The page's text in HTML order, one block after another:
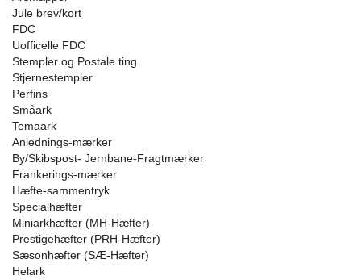
Jule brev/kort
FDC
Uofficelle FDC
Stempler og Postale ting
Stjernestempler
Perfins
Småark
Temaark
Anlednings-mærker
By/Skibspost- Jernbane-Fragtmærker
Frankerings-mærker
Hæfte-sammentryk
Specialhæfter
Miniarkhæfter (MH-Hæfter)
Prestigehæfter (PRH-Hæfter)
Sæsonhæfter (SÆ-Hæfter)
Helark